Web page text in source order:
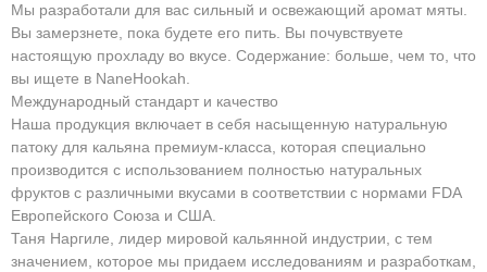
Мы разработали для вас сильный и освежающий аромат мяты.
Вы замерзнете, пока будете его пить. Вы почувствуете
настоящую прохладу во вкусе. Содержание: больше, чем то, что
вы ищете в NaneHookah.
Международный стандарт и качество
Наша продукция включает в себя насыщенную натуральную
патоку для кальяна премиум-класса, которая специально
производится с использованием полностью натуральных
фруктов с различными вкусами в соответствии с нормами FDA
Европейского Союза и США.
Таня Наргиле, лидер мировой кальянной индустрии, с тем
значением, которое мы придаем исследованиям и разработкам,